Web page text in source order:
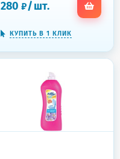
280 ₽/шт.
КУПИТЬ В 1 КЛИК